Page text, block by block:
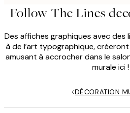
Follow The Lines
Des affiches graphiques avec des
à de l’art typographique,
amusant à accrocher dans le
murale ici !
DÉCORATION